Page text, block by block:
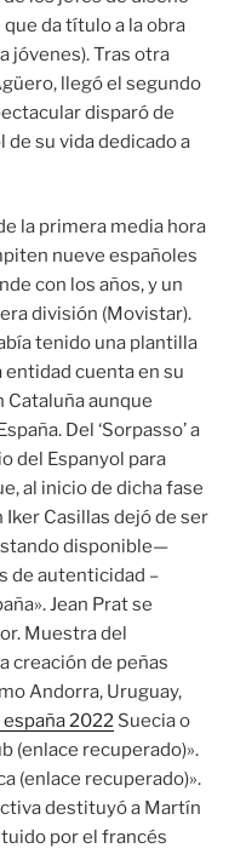
da título a la obra
jóvenes). Tras otra
llegó el segundo
disparó de
de su vida dedicado a
la primera media hora
nueve españoles
con los años, y un
división (Movistar).
tenido una plantilla
entidad cuenta en su
Cataluña aunque
Del ‘Sorpasso’ a
del Espanyol para
al inicio de dicha fase
Iker Casillas dejó de ser
disponible—
de autenticidad –
Jean Prat se
Muestra del
creación de peñas
Andorra, Uruguay,
2022 Suecia o
(enlace recuperado)».
(enlace recuperado)».
destituyó a Martín
por el francés